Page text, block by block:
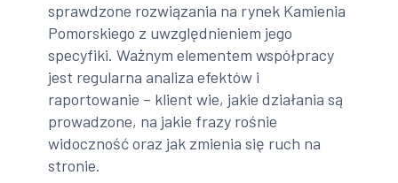
sprawdzone rozwiązania na rynek Kamienia
Pomorskiego z uwzględnieniem jego
specyfiki. Ważnym elementem współpracy
jest regularna analiza efektów i
raportowanie – klient wie, jakie działania są
prowadzone, na jakie frazy rośnie
widoczność oraz jak zmienia się ruch na
stronie.